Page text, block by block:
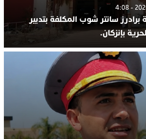
سانتر شوب المكلفة بتدبير
بإنزكان.